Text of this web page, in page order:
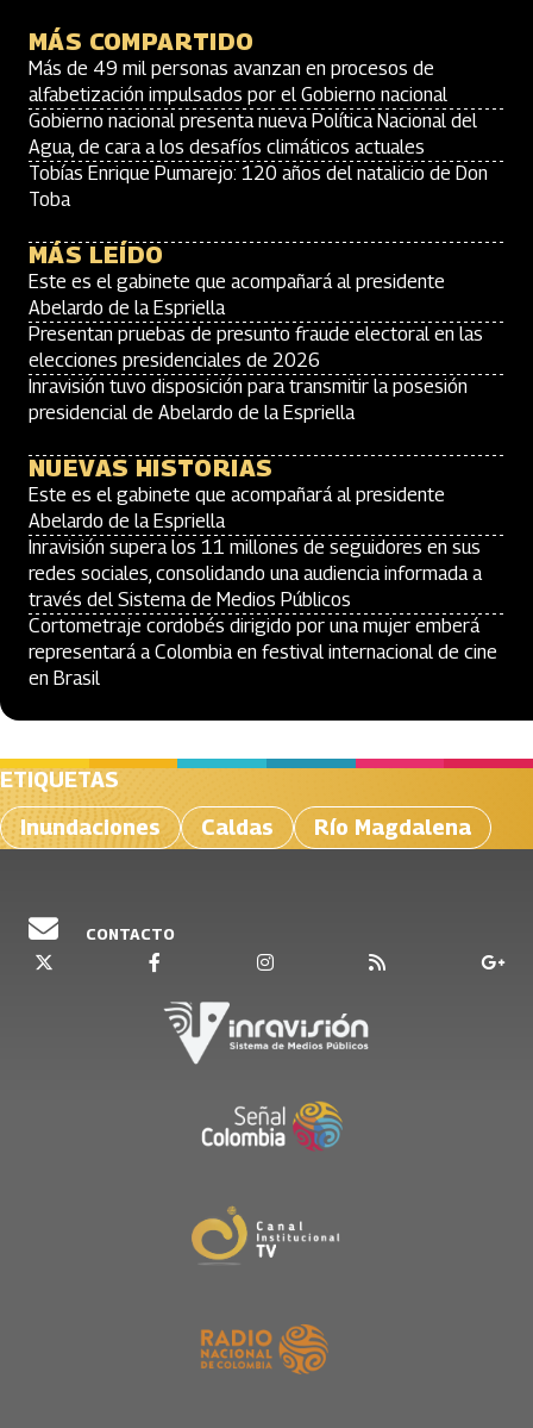
MÁS COMPARTIDO
Más de 49 mil personas avanzan en procesos de
alfabetización impulsados por el Gobierno nacional
Gobierno nacional presenta nueva Política Nacional del
Agua, de cara a los desafíos climáticos actuales
Tobías Enrique Pumarejo: 120 años del natalicio de Don
Toba
MÁS LEÍDO
Este es el gabinete que acompañará al presidente
Abelardo de la Espriella
Presentan pruebas de presunto fraude electoral en las
elecciones presidenciales de 2026
Inravisión tuvo disposición para transmitir la posesión
presidencial de Abelardo de la Espriella
NUEVAS HISTORIAS
Este es el gabinete que acompañará al presidente
Abelardo de la Espriella
Inravisión supera los 11 millones de seguidores en sus
redes sociales, consolidando una audiencia informada a
través del Sistema de Medios Públicos
Cortometraje cordobés dirigido por una mujer emberá
representará a Colombia en festival internacional de cine
en Brasil
ETIQUETAS
Inundaciones
Caldas Río Magdalena
CONTACTO